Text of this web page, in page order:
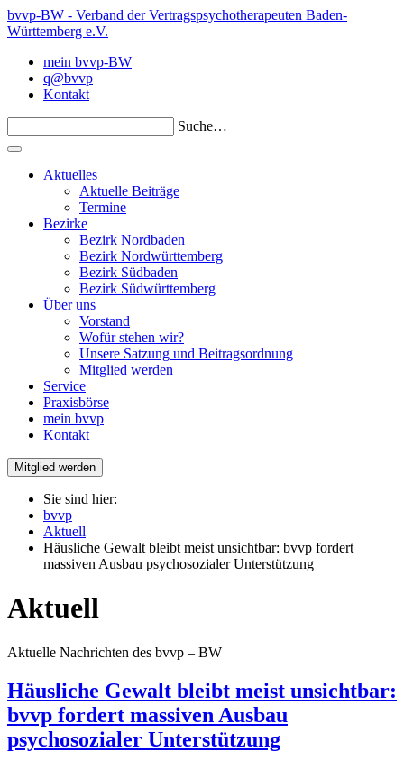
bvvp-BW - Verband der Vertragspsychotherapeuten Baden-
Württemberg e.V.
mein bvvp-BW
q@bvvp
Kontakt
Suche…
Aktuelles
Aktuelle Beiträge
Termine
Bezirke
Bezirk Nordbaden
Bezirk Nordwürttemberg
Bezirk Südbaden
Bezirk Südwürttemberg
Über uns
Vorstand
Wofür stehen wir?
Unsere Satzung und Beitragsordnung
Mitglied werden
Service
Praxisbörse
mein bvvp
Kontakt
Mitglied werden
Sie sind hier:
bvvp
Aktuell
Häusliche Gewalt bleibt meist unsichtbar: bvvp fordert
massiven Ausbau psychosozialer Unterstützung
Aktuell
Aktuelle Nachrichten des bvvp – BW
Häusliche Gewalt bleibt meist unsichtbar:
bvvp fordert massiven Ausbau
psychosozialer Unterstützung